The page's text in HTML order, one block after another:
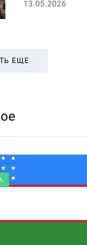
13.05.2026
ЕЩЕ